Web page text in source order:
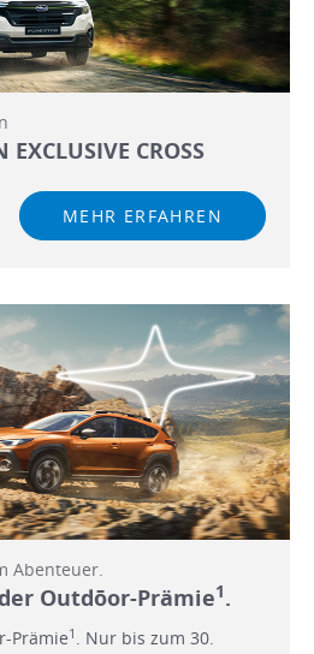
CROSS
MEHR ERFAHREN
Abenteuer.
Outdōor-Prämie1.
Prämie1 . Nur bis zum 30.